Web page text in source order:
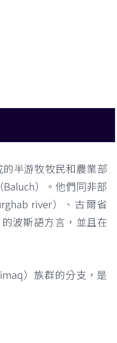
半游牧牧民和農業部
）。他們同非部
river）、古爾省
波斯語方言，並且在
）族群的分支，是